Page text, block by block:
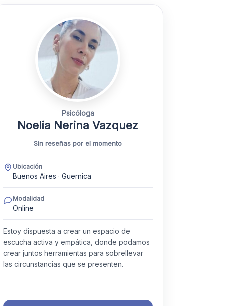
Psicóloga
Noelia Nerina Vazquez
Sin reseñas por el momento
Ubicación
Buenos Aires · Guernica
Modalidad
Online
Estoy dispuesta a crear un espacio de
escucha activa y empática, donde podamos
crear juntos herramientas para sobrellevar
las circunstancias que se presenten.